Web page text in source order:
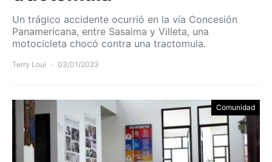
Un trágico accidente ocurrió en la vía Concesión
Panamericana, entre Sasaima y Villeta, una
motocicleta chocó contra una tractomula.
Terry Loui 03/01/2023
Comunidad